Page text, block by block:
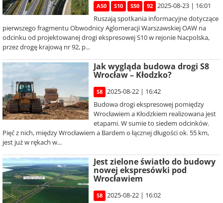
A50 S10 S50 92
2025-08-23 | 16:01
Ruszają spotkania informacyjne dotyczące
pierwszego fragmentu Obwodnicy Aglomeracji Warszawskiej OAW na
odcinku od projektowanej drogi ekspresowej S10 w rejonie Nacpolska,
przez drogę krajową nr 92, p...
Jak wygląda budowa drogi S8
Wrocław – Kłodzko?
S8
2025-08-22 | 16:42
Budowa drogi ekspresowej pomiędzy
Wrocławiem a Kłodzkiem realizowana jest
etapami. W sumie to siedem odcinków.
Pięć z nich, między Wrocławiem a Bardem o łącznej długości ok. 55 km,
jest już w rękach w...
Jest zielone światło do budowy
nowej ekspresówki pod
Wrocławiem
S8
2025-08-22 | 16:02